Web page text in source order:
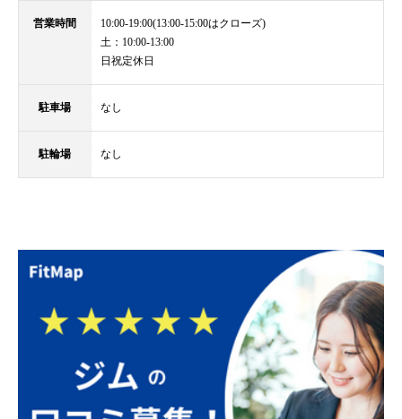
営業時間
10:00-19:00(13:00-15:00はクローズ)
土：10:00-13:00
日祝定休日
駐車場 なし
駐輪場 なし